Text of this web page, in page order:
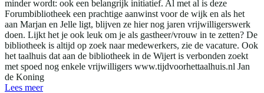
minder wordt: ook een belangrijk initiatief. Al met al is deze
Forumbibliotheek een prachtige aanwinst voor de wijk en als het
aan Marjan en Jelle ligt, blijven ze hier nog jaren vrijwilligerswerk
doen. Lijkt het je ook leuk om je als gastheer/vrouw in te zetten? De
bibliotheek is altijd op zoek naar medewerkers, zie de vacature. Ook
het taalhuis dat aan de bibliotheek in de Wijert is verbonden zoekt
met spoed nog enkele vrijwilligers www.tijdvoorhettaalhuis.nl Jan
de Koning
Lees meer